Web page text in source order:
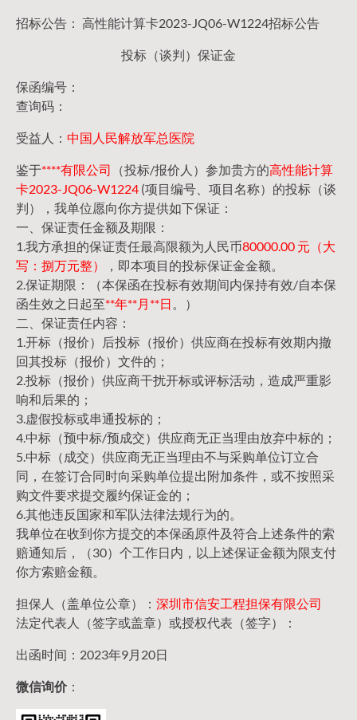
招标公告： 高性能计算卡2023-JQ06-W1224招标公告
投标（谈判）保证金
保函编号：
查询码：
受益人： 中国人民解放军总医院
鉴于****有限公司 （投标/报价人）参加贵方的高性能计算
卡2023-JQ06-W1224 (项目编号、项目名称）的投标（谈
判），我单位愿向你方提供如下保证：
一、保证责任金额及期限：
1.我方承担的保证责任最高限额为人民币80000.00 元（大
写：捌万元整）
，即本项目的投标保证金金额。
2.保证期限：（本保函在投标有效期间内保持有效/自本保
函生效之日起至**年**月**日 。）
二、保证责任内容：
1.开标（报价）后投标（报价）供应商在投标有效期内撤
回其投标（报价）文件的；
2.投标（报价）供应商干扰开标或评标活动，造成严重影
响和后果的；
3.虚假投标或串通投标的；
4.中标（预中标/预成交）供应商无正当理由放弃中标的；
5.中标（成交）供应商无正当理由不与采购单位订立合
同，在签订合同时向采购单位提出附加条件，或不按照采
购文件要求提交履约保证金的；
6.其他违反国家和军队法律法规行为的。
我单位在收到你方提交的本保函原件及符合上述条件的索
赔通知后，（30）个工作日内，以上述保证金额为限支付
你方索赔金额。
担保人（盖单位公章）： 深圳市信安工程担保有限公司
法定代表人（签字或盖章）或授权代表（签字）：
出函时间：2023年9月20日
微信询价：